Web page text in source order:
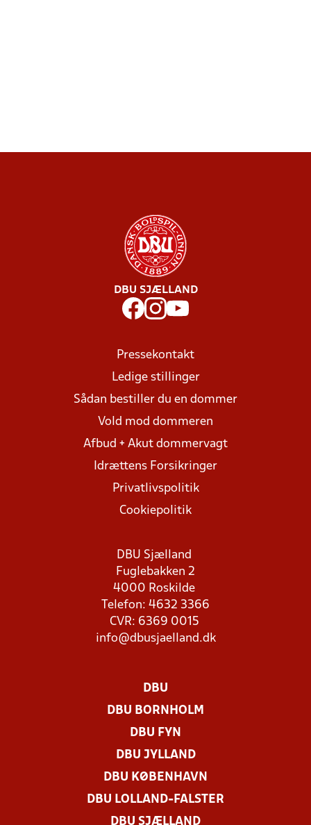
DBU SJÆLLAND
Pressekontakt
Ledige stillinger
Sådan bestiller du en dommer
Vold mod dommeren
Afbud + Akut dommervagt
Idrættens Forsikringer
Privatlivspolitik
Cookiepolitik
DBU Sjælland
Fuglebakken 2
4000 Roskilde
Telefon: 4632 3366
CVR: 6369 0015
info@dbusjaelland.dk
DBU
DBU BORNHOLM
DBU FYN
DBU JYLLAND
DBU KØBENHAVN
DBU LOLLAND-FALSTER
DBU SJÆLLAND